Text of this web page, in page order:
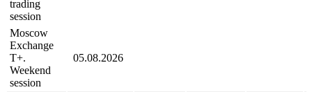
trading
session
Moscow
Exchange
T+.
Weekend
session
05.08.2026